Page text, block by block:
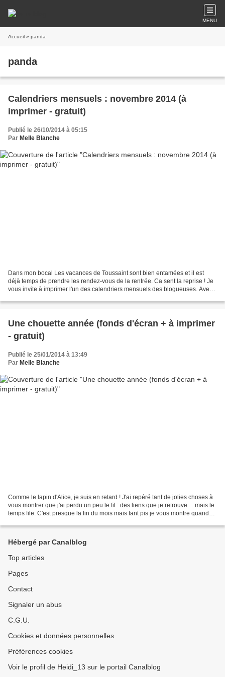
MENU
Accueil » panda
panda
Calendriers mensuels : novembre 2014 (à
imprimer - gratuit)
Publié le 26/10/2014 à 05:15
Par Melle Blanche
Dans mon bocal Les vacances de Toussaint sont bien entamées et il est
déjà temps de prendre les rendez-vous de la rentrée. Ca sent la reprise ! Je
vous invite à imprimer l'un des calendriers mensuels des blogueuses. Avec
Une chouette année (fonds d'écran + à imprimer
- gratuit)
Publié le 25/01/2014 à 13:49
Par Melle Blanche
Comme le lapin d'Alice, je suis en retard ! J'ai repéré tant de jolies choses à
vous montrer que j'ai perdu un peu le fil : des liens que je retrouve ... mais le
temps file. C'est presque la fin du mois mais tant pis je vous montre quand
Hébergé par Canalblog
Top articles
Pages
Contact
Signaler un abus
C.G.U.
Cookies et données personnelles
Préférences cookies
Voir le profil de Heidi_13 sur le portail Canalblog